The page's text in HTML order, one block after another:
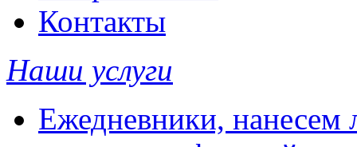
Контакты
Наши услуги
Ежедневники, нанесем